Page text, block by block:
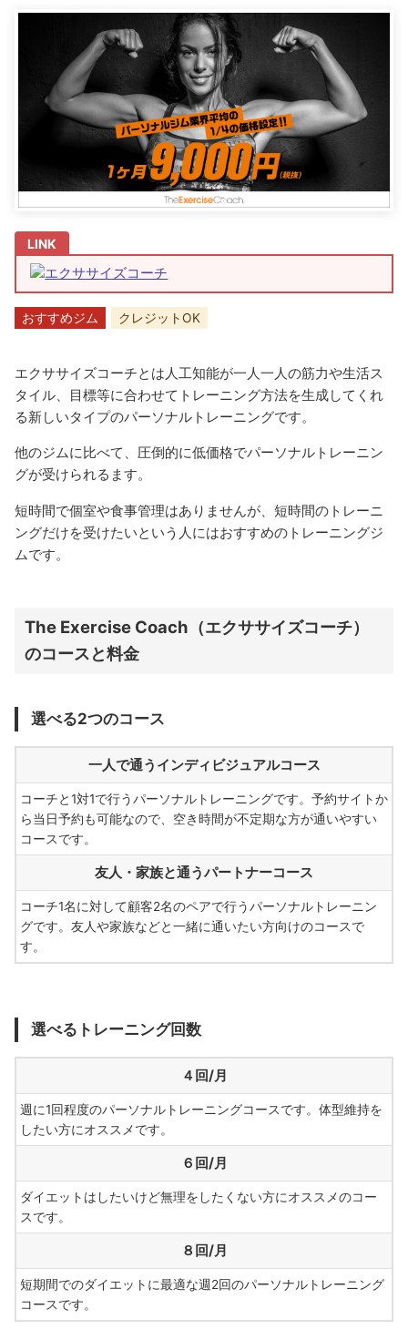
エクササイズコーチ
おすすめジム クレジットOK
エクササイズコーチとは人工知能が一人一人の筋力や生活ス
タイル、目標等に合わせてトレーニング方法を生成してくれ
る新しいタイプのパーソナルトレーニングです。
他のジムに比べて、圧倒的に低価格でパーソナルトレーニン
グが受けられるます。
短時間で個室や食事管理はありませんが、短時間のトレーニ
ングだけを受けたいという人にはおすすめのトレーニングジ
ムです。
The Exercise Coach（エクササイズコーチ）
のコースと料金
選べる2つのコース
一人で通うインディビジュアルコース
コーチと1対1で行うパーソナルトレーニングです。予約サイトか
ら当日予約も可能なので、空き時間が不定期な方が通いやすい
コースです。
友人・家族と通うパートナーコース
コーチ1名に対して顧客2名のペアで行うパーソナルトレーニン
グです。友人や家族などと一緒に通いたい方向けのコースで
す。
選べるトレーニング回数
４回/月
週に1回程度のパーソナルトレーニングコースです。体型維持を
したい方にオススメです。
６回/月
ダイエットはしたいけど無理をしたくない方にオススメのコー
スです。
８回/月
短期間でのダイエットに最適な週2回のパーソナルトレーニング
コースです。